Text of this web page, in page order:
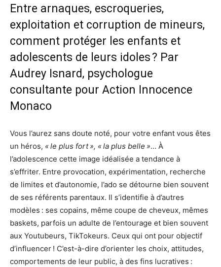
Entre arnaques, escroqueries,
exploitation et corruption de mineurs,
comment protéger les enfants et
adolescents de leurs idoles ? Par
Audrey Isnard, psychologue
consultante pour Action Innocence
Monaco
Vous l’aurez sans doute noté, pour votre enfant vous êtes
un héros, « le plus fort », « la plus belle »… À
l’adolescence cette image idéalisée a tendance à
s’effriter. Entre provocation, expérimentation, recherche
de limites et d’autonomie, l’ado se détourne bien souvent
de ses référents parentaux. Il s’identifie à d’autres
modèles : ses copains, même coupe de cheveux, mêmes
baskets, parfois un adulte de l’entourage et bien souvent
aux Youtubeurs, TikTokeurs. Ceux qui ont pour objectif
d’influencer ! C’est-à-dire d’orienter les choix, attitudes,
comportements de leur public, à des fins lucratives :